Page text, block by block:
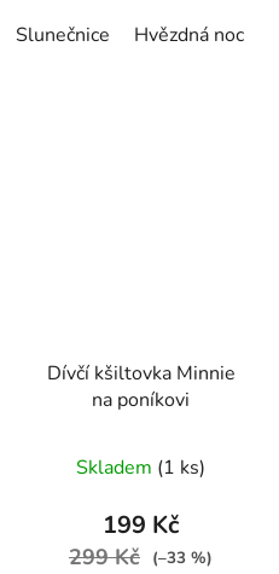
Slunečnice Hvězdná noc
Dívčí kšiltovka Minnie
na poníkovi
Skladem (1 ks)
199 Kč
299 Kč (–33 %)